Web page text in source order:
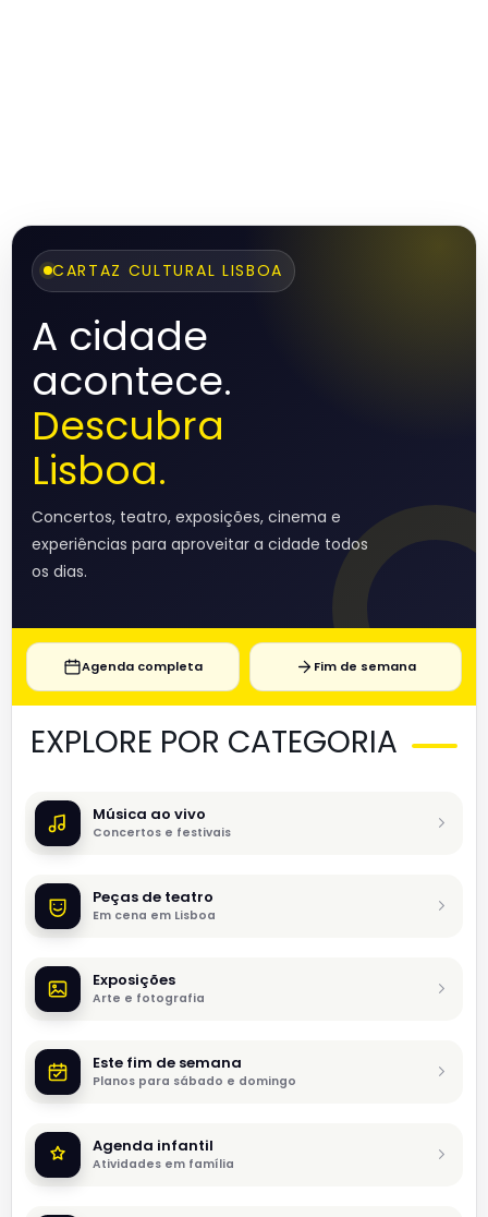
CARTAZ CULTURAL LISBOA
A cidade
acontece.
Descubra
Lisboa.
Concertos, teatro, exposições, cinema e
experiências para aproveitar a cidade todos
os dias.
Agenda completa Fim de semana
EXPLORE POR CATEGORIA
Música ao vivo
Concertos e festivais
Peças de teatro
Em cena em Lisboa
Exposições
Arte e fotografia
Este fim de semana
Planos para sábado e domingo
Agenda infantil
Atividades em família